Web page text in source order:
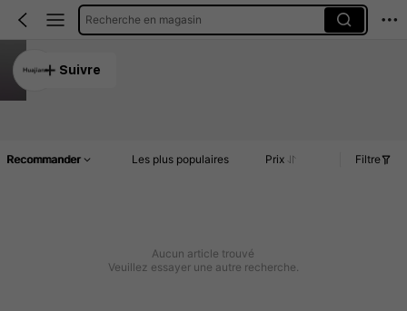
Recherche en magasin
Suivre
Recommander Les plus populaires Prix Filtre
Aucun article trouvé
Veuillez essayer une autre recherche.